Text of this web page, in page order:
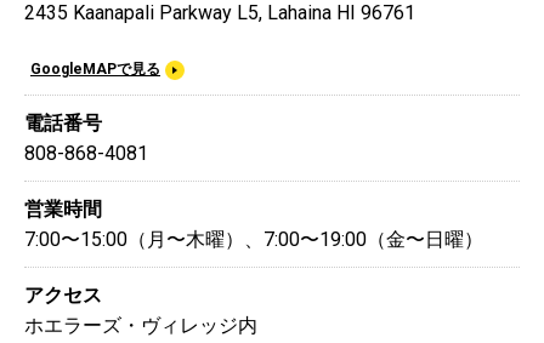
2435 Kaanapali Parkway L5, Lahaina HI 96761
GoogleMAPで見る
電話番号
808-868-4081
営業時間
7:00〜15:00（月〜木曜）、7:00〜19:00（金〜日曜）
アクセス
ホエラーズ・ヴィレッジ内